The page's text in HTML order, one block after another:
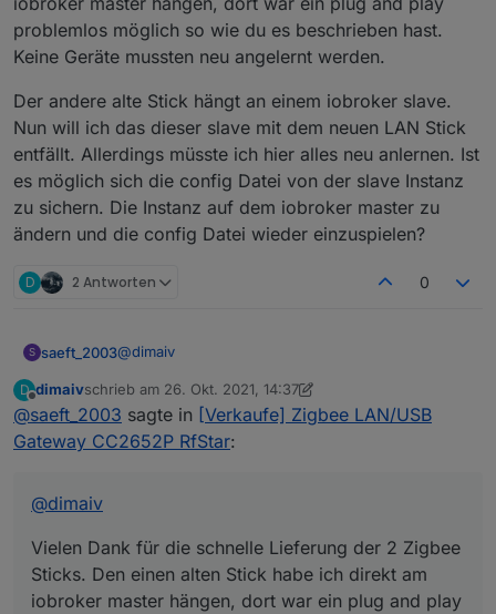
Inbetriebnahme (sehe unten)
PANID ändern (+-1 reicht schon, wichtig ist nicht
gleich wie vorher)
Alle Geräte resetten / neu anlernen
Im Zigbee Adapter als Com-Anschlussname
folgendes eintragen:
tcp://Gateway-IP:6638
unterbrechen !!! Log beobachten !!! Wenn man Hilfe
braucht, mich über private Nachrichten Funktion oder
noch besser Telegramm kontaktieren !!!
Zigbee Modul flashen oder NVRAM löschen
Für Windows ZigStarGW-MT-x64.exe.zip laden.
NVRAM löschen
Multitool runterladen.
Entpacken, starten und IP von Gateway eintragen.
Erase clicken.
problemlos möglich so wie du es beschrieben hast.
Keine Geräte mussten neu angelernt werden.
Der andere alte Stick hängt an einem iobroker slave.
Nun will ich das dieser slave mit dem neuen LAN Stick
entfällt. Allerdings müsste ich hier alles neu anlernen. Ist
es möglich sich die config Datei von der slave Instanz
zu sichern. Die Instanz auf dem iobroker master zu
ändern und die config Datei wieder einzuspielen?
D 2 Antworten 0
S saeft_2003@dimaiv
Vielen Dank für die schnelle Lieferung der 2
Zigbee Sticks. Den einen alten Stick habe ich direkt
am iobroker master hängen, dort war ein plug and
Der andere alte Stick hängt an einem iobroker
dem iobroker master zu ändern und die config
Datei wieder einzuspielen?
D
Offline
dimaivschrieb am 26. Okt. 2021, 14:37
zuletzt editiert von dimaiv
@saeft_2003 sagte in [Verkaufe] Zigbee LAN/USB
Gateway CC2652P RfStar:
@dimaiv
Vielen Dank für die schnelle Lieferung der 2 Zigbee
Sticks. Den einen alten Stick habe ich direkt am
iobroker master hängen, dort war ein plug and play